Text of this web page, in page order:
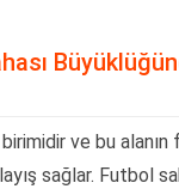
ve bu alanın
sağlar. Futbol